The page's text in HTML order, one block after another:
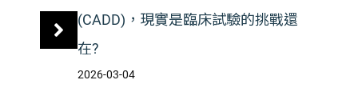
(CADD)，現實是臨床試驗的挑戰還
在?
2026-03-04